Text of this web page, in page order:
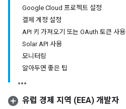
Google Cloud 프로젝트 설정
결제 계정 설정
API 키 가져오기 또는 OAuth 토큰 사용
Solar API 사용
모니터링
알아두면 좋은 팁
유럽 경제 지역 (EEA) 개발자